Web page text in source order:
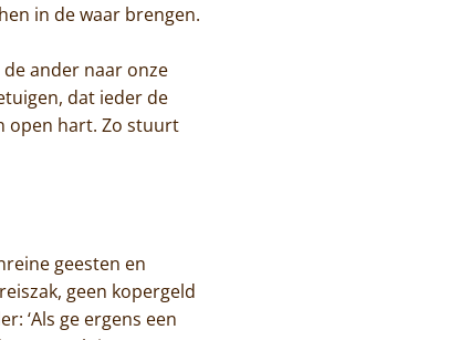
in de waar brengen.
ander naar onze
dat ieder de
open hart. Zo stuurt
geesten en
geen kopergeld
‘Als ge ergens een